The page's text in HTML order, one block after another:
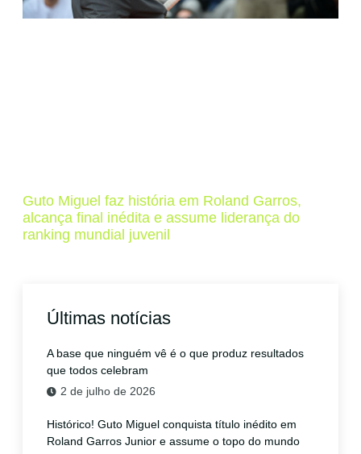
Guto Miguel faz história em Roland Garros,
alcança final inédita e assume liderança do
ranking mundial juvenil
Últimas notícias
A base que ninguém vê é o que produz resultados
que todos celebram
2 de julho de 2026
Histórico! Guto Miguel conquista título inédito em
Roland Garros Junior e assume o topo do mundo